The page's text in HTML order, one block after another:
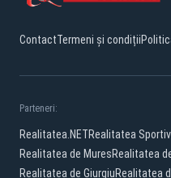
ContactTermeni și condiții
Parteneri:
Realitatea.NETRealitatea
Realitatea de MuresRealitatea
Realitatea de GiurgiuRealitatea